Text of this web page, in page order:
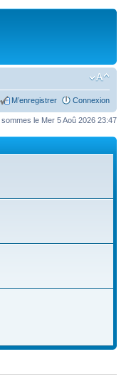
M’enregistrer Connexion
sommes le Mer 5 Aoû 2026 23:47